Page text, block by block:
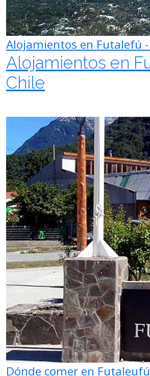
Alojamientos en Futalefú
Alojamientos en
Chile
Dónde comer en